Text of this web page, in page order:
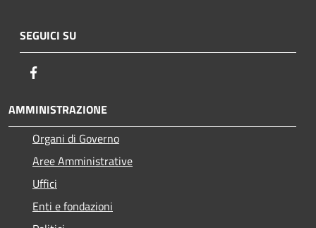
SEGUICI SU
AMMINISTRAZIONE
Organi di Governo
Aree Amministrative
Uffici
Enti e fondazioni